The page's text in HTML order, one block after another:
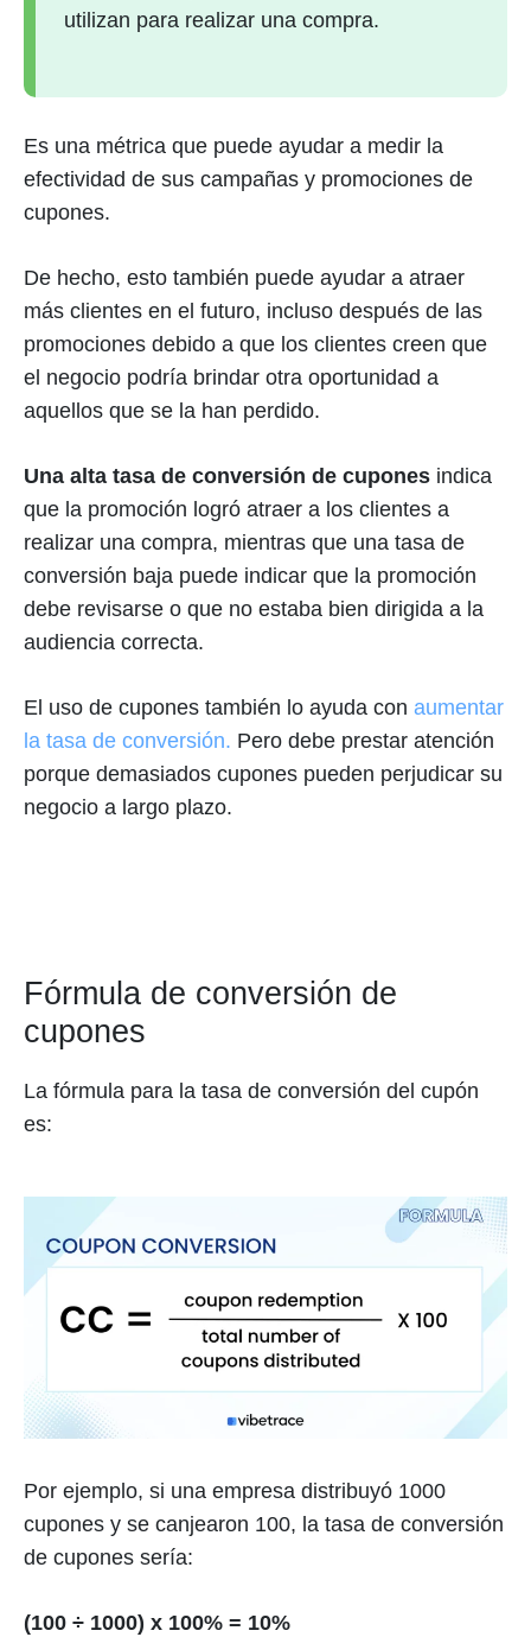
utilizan para realizar una compra.
Es una métrica que puede ayudar a medir la
efectividad de sus campañas y promociones de
cupones.
De hecho, esto también puede ayudar a atraer
más clientes en el futuro, incluso después de las
promociones debido a que los clientes creen que
el negocio podría brindar otra oportunidad a
aquellos que se la han perdido.
Una alta tasa de conversión de cupones indica
que la promoción logró atraer a los clientes a
realizar una compra, mientras que una tasa de
conversión baja puede indicar que la promoción
debe revisarse o que no estaba bien dirigida a la
audiencia correcta.
El uso de cupones también lo ayuda con aumentar
la tasa de conversión. Pero debe prestar atención
porque demasiados cupones pueden perjudicar su
negocio a largo plazo.
Fórmula de conversión de
cupones
La fórmula para la tasa de conversión del cupón
es:
Por ejemplo, si una empresa distribuyó 1000
cupones y se canjearon 100, la tasa de conversión
de cupones sería:
(100 ÷ 1000) x 100% = 10%